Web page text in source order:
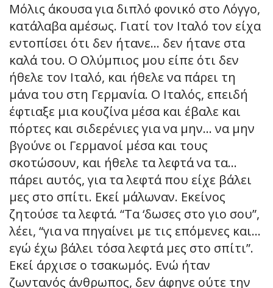
Μόλις άκουσα για διπλό φονικό στο Λόγγο,
κατάλαβα αμέσως. Γιατί τον Ιταλό τον είχα
εντοπίσει ότι δεν ήτανε… δεν ήτανε στα
καλά του. Ο Ολύμπιος μου είπε ότι δεν
ήθελε τον Ιταλό, και ήθελε να πάρει τη
μάνα του στη Γερμανία. Ο Ιταλός, επειδή
έφτιαξε μια κουζίνα μέσα και έβαλε και
πόρτες και σιδερένιες για να μην… να μην
βγούνε οι Γερμανοί μέσα και τους
σκοτώσουν, και ήθελε τα λεφτά να τα…
πάρει αυτός, για τα λεφτά που είχε βάλει
μες στο σπίτι. Εκεί μάλωναν. Εκείνος
ζητούσε τα λεφτά. “Τα ‘δωσες στο γιο σου”,
λέει, “για να πηγαίνει με τις επόμενες και…
εγώ έχω βάλει τόσα λεφτά μες στο σπίτι”.
Εκεί άρχισε ο τσακωμός. Ενώ ήταν
ζωντανός άνθρωπος, δεν άφηνε ούτε την